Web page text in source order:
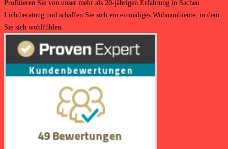
Profitieren Sie von unser mehr als 20-jährigen Erfahrung in Sachen
Lichtberatung und schaffen Sie sich ein einmaliges Wohnambiente, in dem
Sie sich wohlfühlen.